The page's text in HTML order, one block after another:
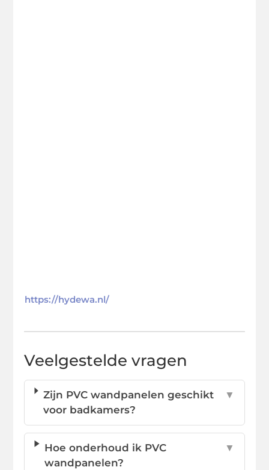
https://hydewa.nl/
Veelgestelde vragen
Zijn PVC wandpanelen geschikt
voor badkamers?
▼
Hoe onderhoud ik PVC
wandpanelen?
▼